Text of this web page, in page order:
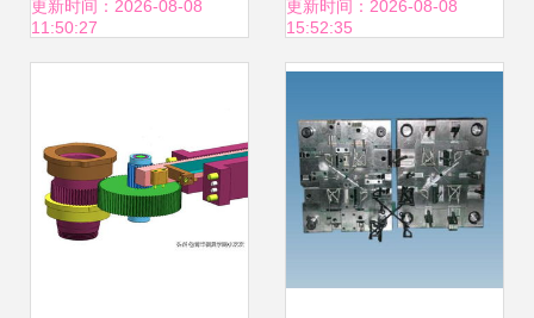
世界
更新时间：2026-08-08
11:50:27
模具的关键考量
更新时间：2026-08-08
15:52:35